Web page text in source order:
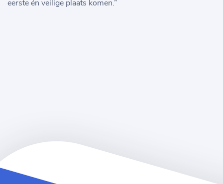
eerste én veilige plaats komen.”